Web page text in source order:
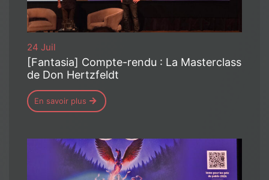
24 Juil
[Fantasia] Compte-rendu : La Masterclass
de Don Hertzfeldt
En savoir plus